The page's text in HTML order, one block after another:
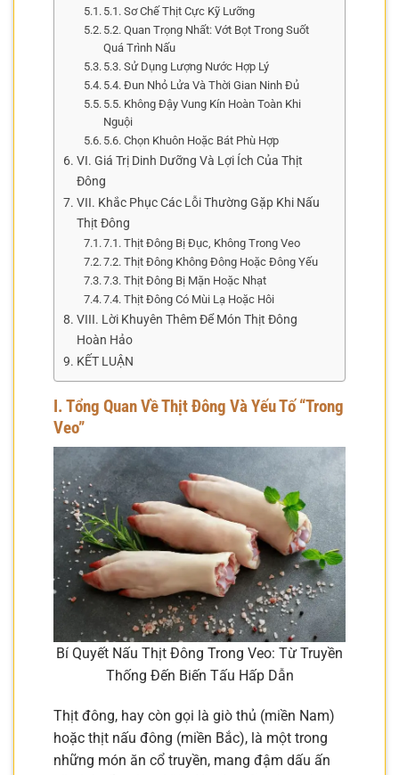
5.1. Sơ Chế Thịt Cực Kỹ Lưỡng
5.2. Quan Trọng Nhất: Vớt Bọt Trong Suốt
Quá Trình Nấu
5.3. Sử Dụng Lượng Nước Hợp Lý
5.4. Đun Nhỏ Lửa Và Thời Gian Ninh Đủ
5.5. Không Đậy Vung Kín Hoàn Toàn Khi
Nguội
5.6. Chọn Khuôn Hoặc Bát Phù Hợp
VI. Giá Trị Dinh Dưỡng Và Lợi Ích Của Thịt
Đông
VII. Khắc Phục Các Lỗi Thường Gặp Khi Nấu
Thịt Đông
7.1. Thịt Đông Bị Đục, Không Trong Veo
7.2. Thịt Đông Không Đông Hoặc Đông Yếu
7.3. Thịt Đông Bị Mặn Hoặc Nhạt
7.4. Thịt Đông Có Mùi Lạ Hoặc Hôi
VIII. Lời Khuyên Thêm Để Món Thịt Đông
Hoàn Hảo
KẾT LUẬN
I. Tổng Quan Về Thịt Đông Và Yếu Tố “Trong
Veo”
Bí Quyết Nấu Thịt Đông Trong Veo: Từ Truyền
Thống Đến Biến Tấu Hấp Dẫn
Thịt đông, hay còn gọi là giò thủ (miền Nam)
hoặc thịt nấu đông (miền Bắc), là một trong
những món ăn cổ truyền, mang đậm dấu ấn